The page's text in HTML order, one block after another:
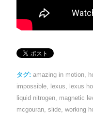
タグ: amazing in motion,
impossible, lexus, lexus
liquid nitrogen, magnetic
mcgouran, slide, working